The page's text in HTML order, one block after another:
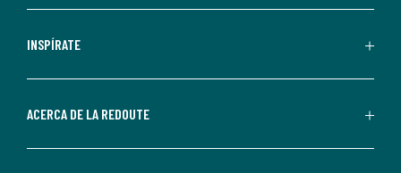
comerciales
personalizadas
parte
Redoute.
INSPÍRATE
ACERCA DE LA REDOUTE